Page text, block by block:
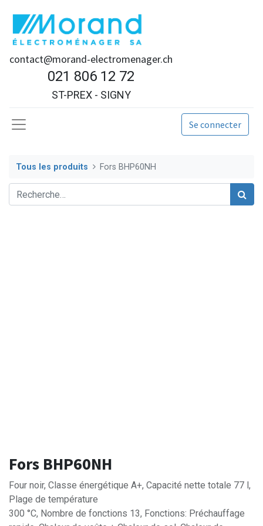
contact@morand-electromenager.ch
021 806 12 72
ST-PREX - SIGNY
Se connecter
Tous les produits Fors BHP60NH
Fors BHP60NH
Four noir, Classe énergétique A+, Capacité nette totale 77 l,
Plage de température
300 °C, Nombre de fonctions 13, Fonctions: Préchauffage